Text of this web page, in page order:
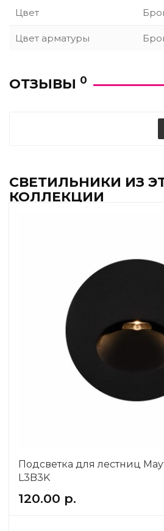
Цвет
Цвет арматуры
ОТЗЫВЫ 0
СВЕТИЛЬНИКИ ИЗ
КОЛЛЕКЦИИ
Подсветка для лестниц
L3B3K
120.00 р.